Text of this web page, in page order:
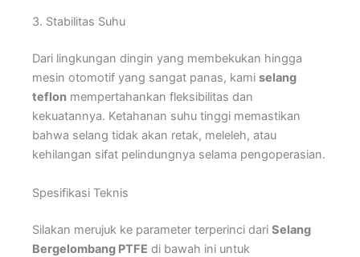
3. Stabilitas Suhu
Dari lingkungan dingin yang membekukan hingga
mesin otomotif yang sangat panas, kami selang
teflon mempertahankan fleksibilitas dan
kekuatannya. Ketahanan suhu tinggi memastikan
bahwa selang tidak akan retak, meleleh, atau
kehilangan sifat pelindungnya selama pengoperasian.
Spesifikasi Teknis
Silakan merujuk ke parameter terperinci dari Selang
Bergelombang PTFE di bawah ini untuk